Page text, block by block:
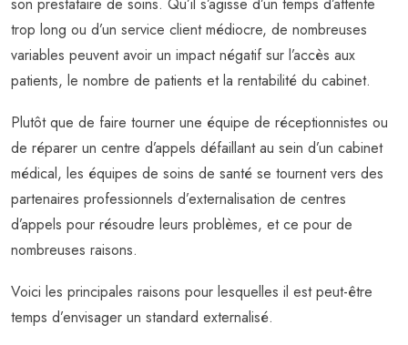
son prestataire de soins. Qu’il s’agisse d’un temps d’attente
trop long ou d’un service client médiocre, de nombreuses
variables peuvent avoir un impact négatif sur l’accès aux
patients, le nombre de patients et la rentabilité du cabinet.
Plutôt que de faire tourner une équipe de réceptionnistes ou
de réparer un centre d’appels défaillant au sein d’un cabinet
médical, les équipes de soins de santé se tournent vers des
partenaires professionnels d’externalisation de centres
d’appels pour résoudre leurs problèmes, et ce pour de
nombreuses raisons.
Voici les principales raisons pour lesquelles il est peut-être
temps d’envisager un standard externalisé.